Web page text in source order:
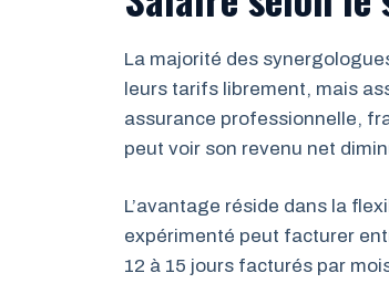
La majorité des
leurs tarifs librement, mais
assurance professionnelle,
peut voir son revenu net
L’avantage réside dans la
expérimenté peut facturer
12 à 15 jours facturés par